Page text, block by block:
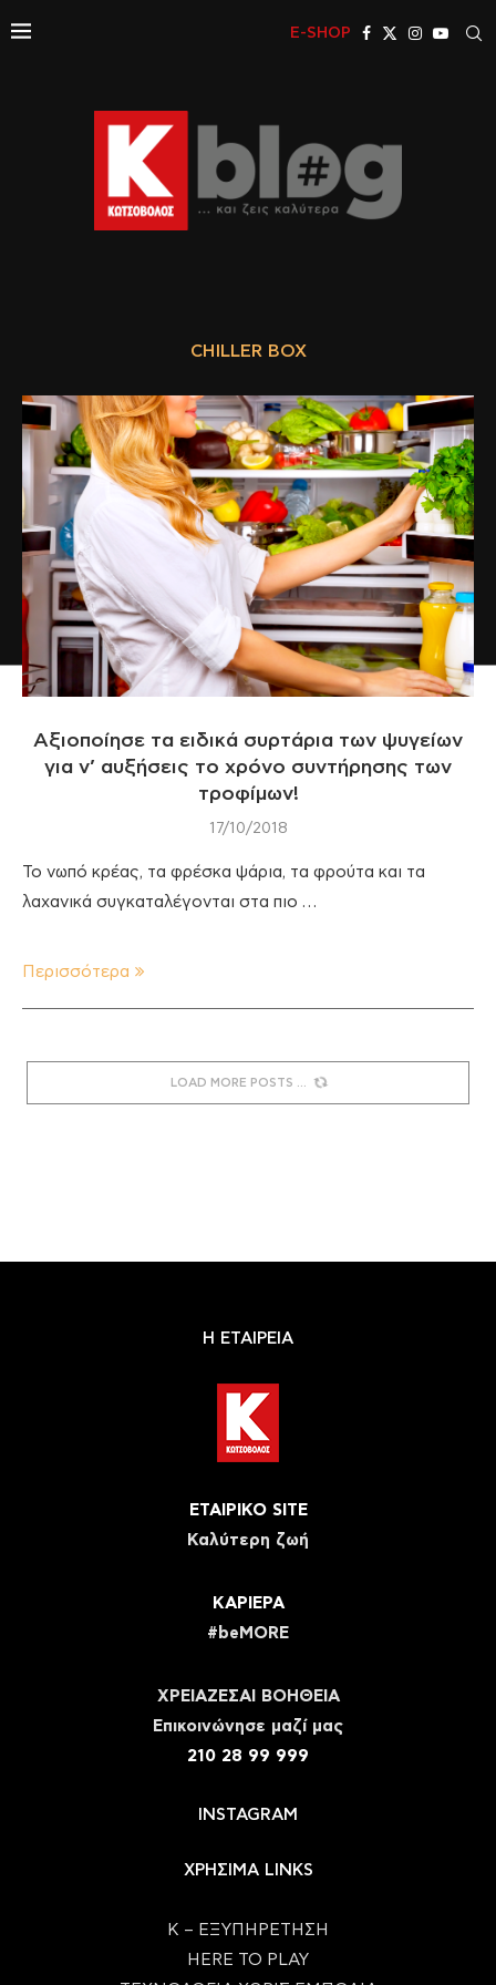
E-SHOP
CHILLER BOX
Αξιοποίησε τα ειδικά συρτάρια των ψυγείων
για ν’ αυξήσεις το χρόνο συντήρησης των
τροφίμων!
17/10/2018
Το νωπό κρέας, τα φρέσκα ψάρια, τα φρούτα και τα
λαχανικά συγκαταλέγονται στα πιο …
Περισσότερα
LOAD MORE POSTS
Η ΕΤΑΙΡΕΙΑ
ΕΤΑΙΡΙΚΟ SITE
Καλύτερη ζωή
ΚΑΡΙΕΡΑ
#beMORE
ΧΡΕΙΑΖΕΣΑΙ ΒΟΗΘΕΙΑ
Eπικοινώνησε μαζί μας
210 28 99 999
INSTAGRAM
ΧΡΗΣΙΜΑ LINKS
Κ – ΕΞΥΠΗΡΕΤΗΣΗ
HERE TO PLAY